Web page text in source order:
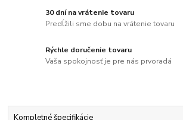
30 dní na vrátenie tovaru
Predĺžili sme dobu na vrátenie tovaru
Rýchle doručenie tovaru
Vaša spokojnosť je pre nás prvoradá
Kompletné špecifikácie